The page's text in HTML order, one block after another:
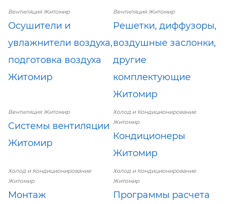
Вентиляция Житомир
Осушители и
увлажнители воздуха,
подготовка воздуха
Житомир
Вентиляция Житомир
Решетки, диффузоры,
воздушные заслонки,
другие
комплектующие
Житомир
Вентиляция Житомир
Системы вентиляции
Житомир
Холод и Кондиционирование
Житомир
Кондиционеры
Житомир
Холод и Кондиционирование
Житомир
Монтаж
Холод и Кондиционирование
Житомир
Программы расчета